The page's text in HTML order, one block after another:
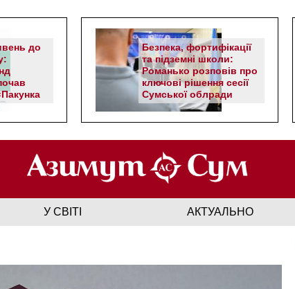
до
Безпека, фортифікації
та підземні школи:
Романько розповів про
ключові рішення сесії
Сумської облради
У СВІТІ АКТУАЛЬНО